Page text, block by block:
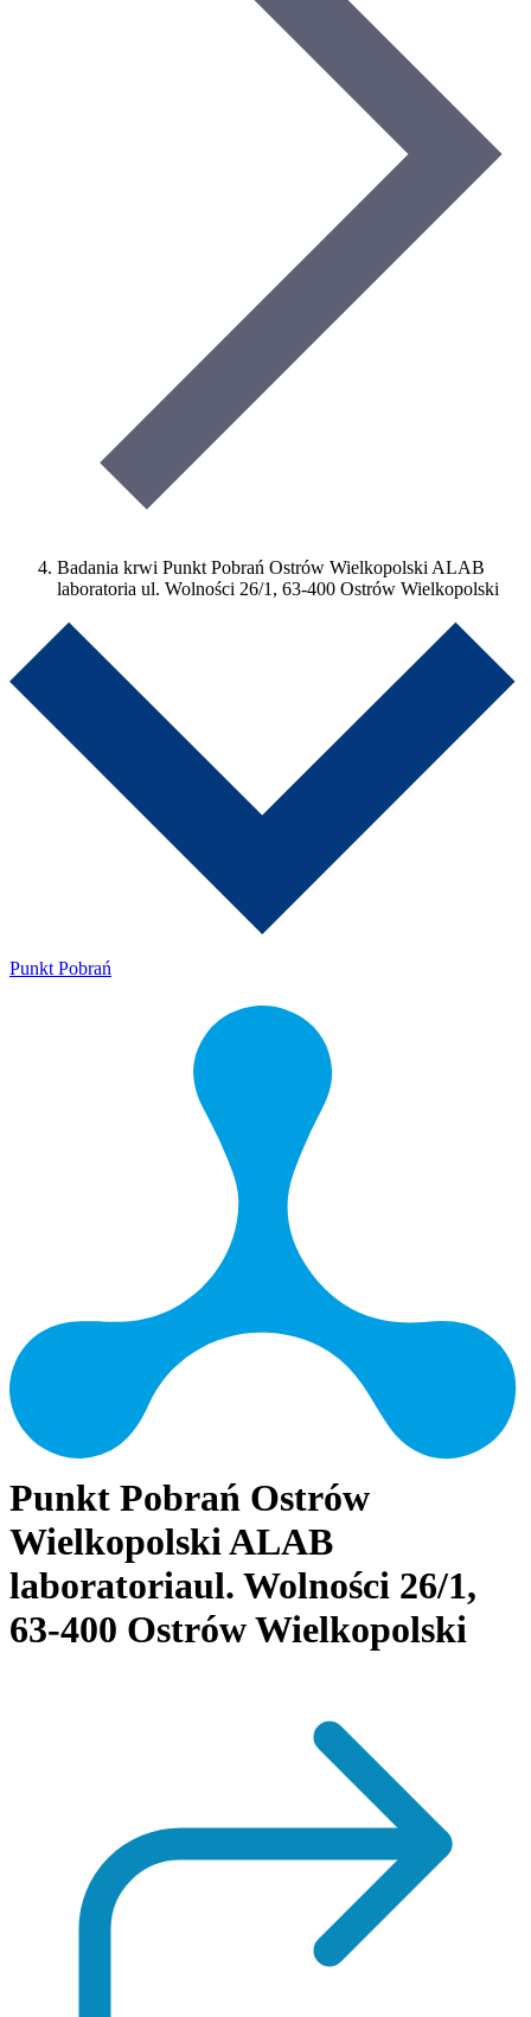
Badania krwi Punkt Pobrań Ostrów Wielkopolski ALAB
laboratoria ul. Wolności 26/1, 63-400 Ostrów Wielkopolski
Punkt Pobrań
Punkt Pobrań Ostrów
Wielkopolski ALAB
laboratoriaul. Wolności 26/1,
63-400 Ostrów Wielkopolski